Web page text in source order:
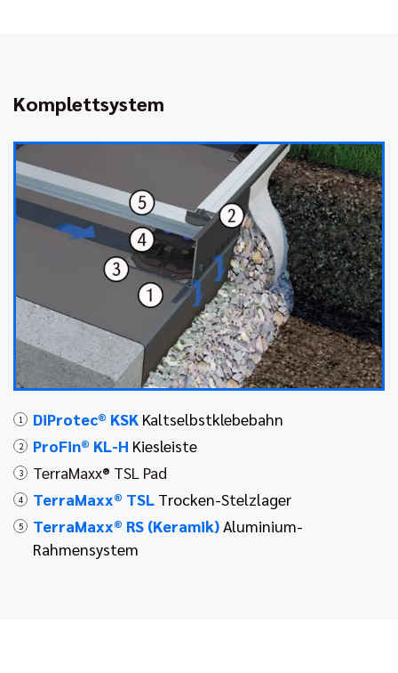
Komplettsystem
1 DiProtec® KSK Kaltselbstklebebahn
2 ProFin® KL-H Kiesleiste
3 TerraMaxx® TSL Pad
4 TerraMaxx® TSL Trocken-Stelzlager
5 TerraMaxx® RS (Keramik)Aluminium-
Rahmensystem